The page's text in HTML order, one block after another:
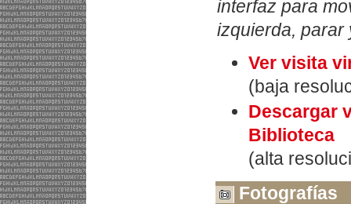
interfaz para
izquierda, parar
Ver visita
(baja
Descargar
Biblioteca
(alta
Fotografías